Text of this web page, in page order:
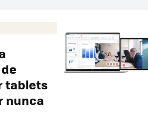
tablets
nunca